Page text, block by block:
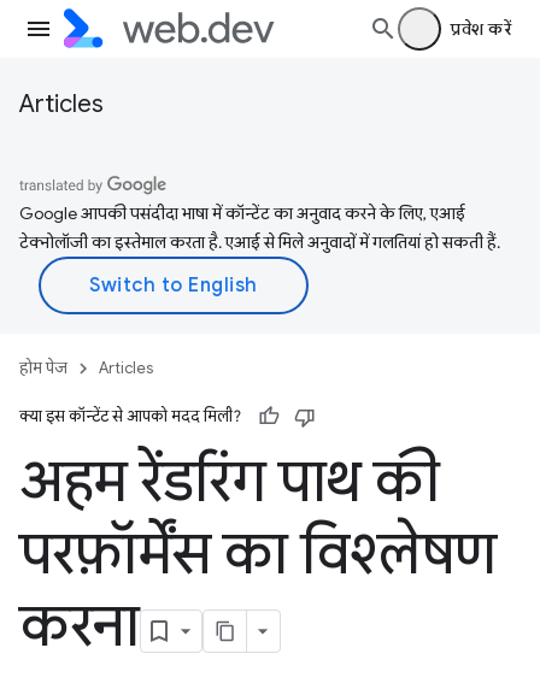
प्रवेश करें
Articles
Google आपकी पसंदीदा भाषा में कॉन्टेंट का अनुवाद करने के लिए, एआई
टेक्नोलॉजी का इस्तेमाल करता है. एआई से मिले अनुवादों में गलतियां हो सकती हैं.
होम पेज Articles
क्या इस कॉन्टेंट से आपको मदद मिली?
अहम रेंडरिंग पाथ की
परफ़ॉर्मेंस का विश्लेषण
करना